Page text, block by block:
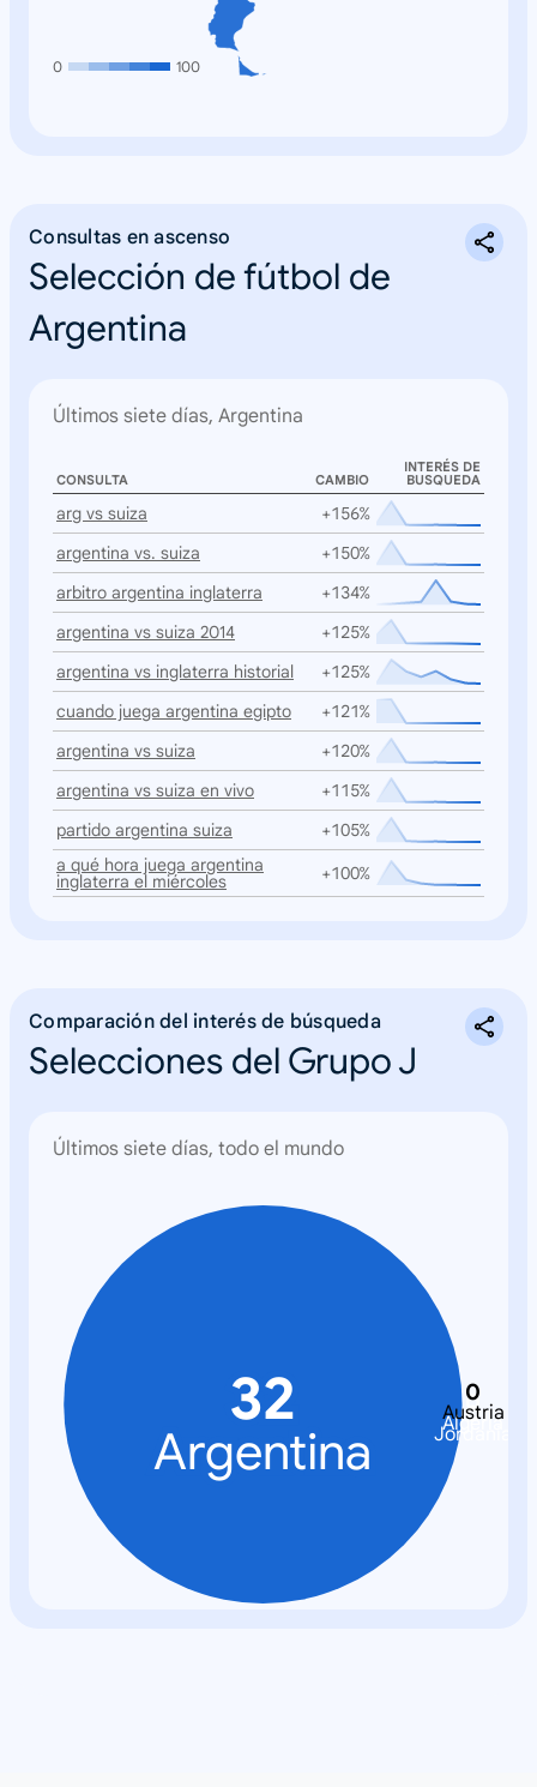
0 100
Consultas en ascenso
Selección de fútbol de
Argentina
Últimos siete días, Argentina
CONSULTA CAMBIO
INTERÉS DE
BUSQUEDA
arg vs suiza
+156%
argentina vs. suiza
+150%
arbitro argentina inglaterra
+134%
argentina vs suiza 2014
+125%
argentina vs inglaterra historial
+125%
cuando juega argentina egipto
+121%
argentina vs suiza
+120%
argentina vs suiza en vivo
+115%
partido argentina suiza
+105%
a qué hora juega argentina
inglaterra el miércoles +100%
Comparación del interés de búsqueda
Selecciones del Grupo J
Últimos siete días, todo el mundo
32
Argentina
0
Algeria
0
Jordania
0
Austria